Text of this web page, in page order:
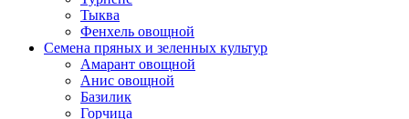
Тыква
Фенхель овощной
Семена пряных и зеленных культур
Амарант овощной
Анис овощной
Базилик
Горчица